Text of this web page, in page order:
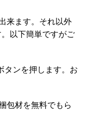
来ます。それ以外
以下簡単ですがご
タンを押します。お
包材を無料でもら